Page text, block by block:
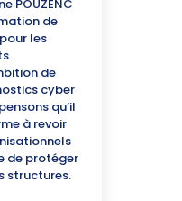
POUZENC
de
les
de
cyber
qu’il
à revoir
de protéger
structures.